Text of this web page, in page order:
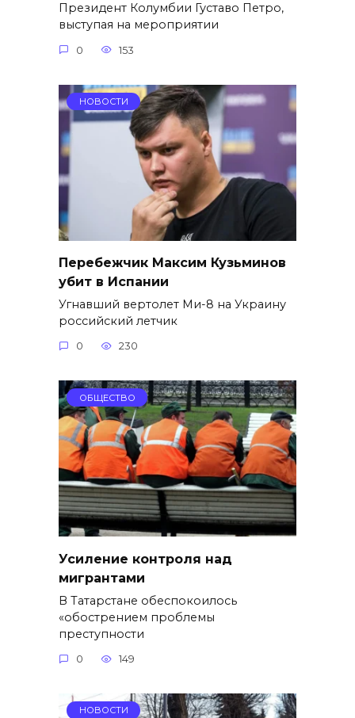
Президент Колумбии Густаво Петро,
выступая на мероприятии
0 153
НОВОСТИ
Перебежчик Максим Кузьминов
убит в Испании
Угнавший вертолет Ми-8 на Украину
российский летчик
0 230
ОБЩЕСТВО
Усиление контроля над
мигрантами
В Татарстане обеспокоилось
«обострением проблемы
преступности
0 149
НОВОСТИ